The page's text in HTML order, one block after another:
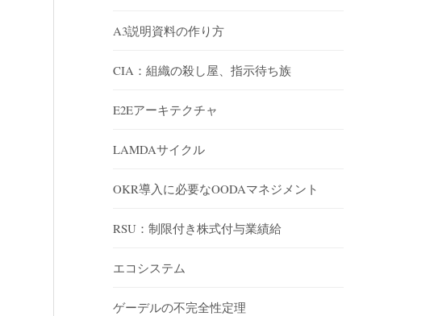
A3説明資料の作り方
CIA：組織の殺し屋、指示待ち族
E2Eアーキテクチャ
LAMDAサイクル
OKR導入に必要なOODAマネジメント
RSU：制限付き株式付与業績給
エコシステム
ゲーデルの不完全性定理